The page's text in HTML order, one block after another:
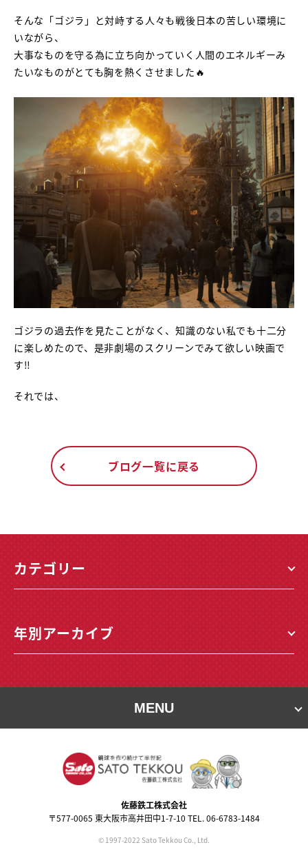
そんな「ゴジラ」と対峙する人々も戦後日本の苦しい環境に
いながら、
大事なものを守る為に立ち向かっていく人間のエネルギーみ
たいなものがとても胸を熱くさせました🔥
ゴジラの過去作を見たことがなく、知識のない私でも十二分
に楽しめたので、是非劇場のスクリーンでみて欲しい映画で
す‼️
それでは、
ブログ一覧に戻る
カテゴリー
年別アーカイブ
MENU
佐藤鉄⼯株式会社
〒577-0065 東⼤阪市⾼井⽥中1-7-10 TEL. 06-6783-1484
© 1997-2022 Sato Tekkou Co., Ltd.